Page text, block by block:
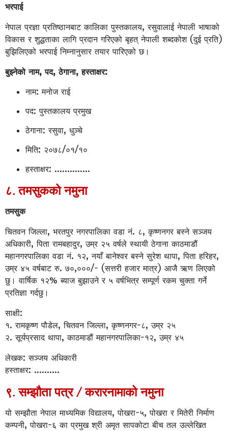
भरपाई
नेपाल प्रज्ञा प्रतिष्ठानबाट कालिका पुस्तकालय, रसुवालाई नेपाली भाषाको
विकास र शुद्धताका लागि प्रदान गरिएको बृहत् नेपाली शब्दकोश (दुई प्रति)
बुझिलिएको भरपाई निम्नानुसार तयार पारिएको छ।
बुझ्नेको नाम, पद, ठेगाना, हस्ताक्षर:
नाम: मनोज राई
पद: पुस्तकालय प्रमुख
ठेगाना: रसुवा, धुञ्चे
मिति: २०७८/०१/१०
हस्ताक्षर: ..............
८. तमसुकको नमुना
तमसुक
चितवन जिल्ला, भरतपुर नगरपालिका वडा नं. ८, कृष्णनगर बस्ने सञ्जय
अधिकारी, पिता रामबहादुर, उम्र २५ वर्षले स्थायी ठेगाना काठमाडौं
महानगरपालिका वडा नं. १२, नयाँ बानेश्वर बस्ने सुरेश थापा, पिता हरिहर,
उम्र ४५ वर्षबाट रु. ७०,०००/- (सत्तरी हजार मात्र) आजै ऋण लिएको
छु। वार्षिक १२% ब्याज बुझाउने र ५ वर्षभित्र सम्पूर्ण रकम चुक्ता गर्ने
प्रतिज्ञा गर्दछु।
साक्षी:
१. रामकृष्ण पौडेल, चितवन जिल्ला, कृष्णनगर-८, उम्र २५
२. सूर्यप्रसाद थापा, काठमाडौं महानगरपालिका-१२, उम्र ४५
लेखक: सञ्जय अधिकारी
हस्ताक्षर: ..........
९. सम्झौता पत्र / करारनामाको नमुना
यो सम्झौता नेपाल माध्यमिक विद्यालय, पोखरा-५, पोखरा र मितेरी निर्माण
कम्पनी, पोखरा-६ का प्रमुख श्री अमृत सापकोटा बीच तल उल्लेखित